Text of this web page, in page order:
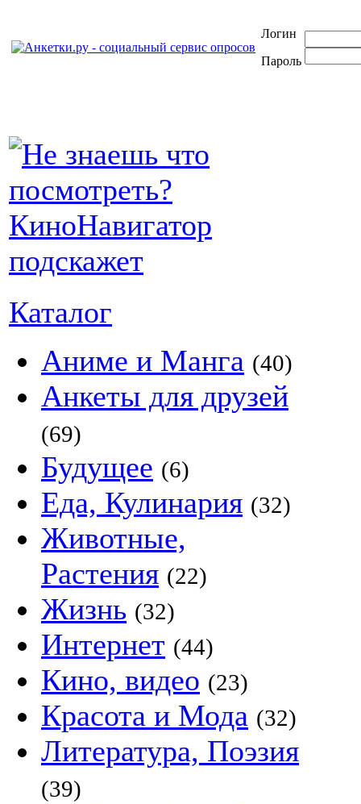
Логин
Пароль
Каталог
Аниме и Манга (40)
Анкеты для друзей
(69)
Будущее (6)
Еда, Кулинария (32)
Животные,
Растения (22)
Жизнь (32)
Интернет (44)
Кино, видео (23)
Красота и Мода (32)
Литература, Поэзия
(39)